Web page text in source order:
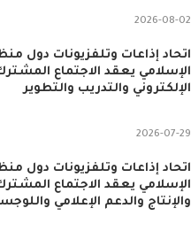
2026-08-02
اتحاد إذاعات وتلفزيونات دول
الإسلامي يعقد الاجتماع
الإلكتروني والتدريب والتطوير
2026-07-29
اتحاد إذاعات وتلفزيونات دول
الإسلامي يعقد الاجتماع
والإنتاج والدعم الإعلامي